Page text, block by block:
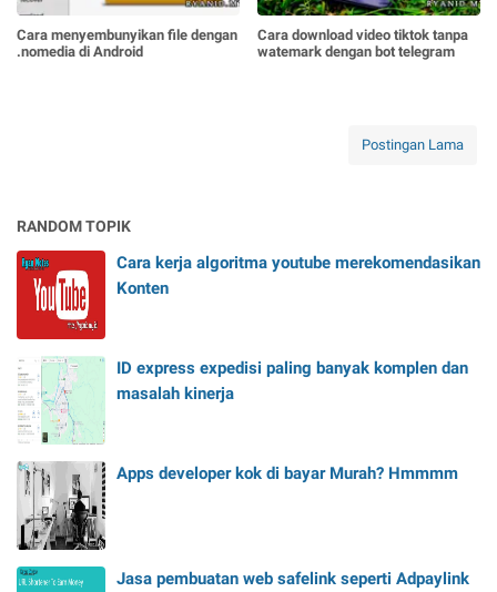
Cara menyembunyikan file dengan
.nomedia di Android
Cara download video tiktok tanpa
watemark dengan bot telegram
Postingan Lama
RANDOM TOPIK
Cara kerja algoritma youtube merekomendasikan
Konten
ID express expedisi paling banyak komplen dan
masalah kinerja
Apps developer kok di bayar Murah? Hmmmm
Jasa pembuatan web safelink seperti Adpaylink